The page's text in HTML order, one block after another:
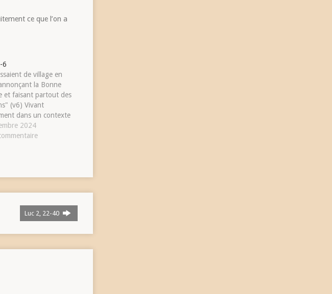
ce que l’on a
6
de village en
la Bonne
et faisant partout des
(v6) Vivant
dans un contexte
et de violence, ce
l'évangile m'a
pas les
2024
Luc 2, 22-40